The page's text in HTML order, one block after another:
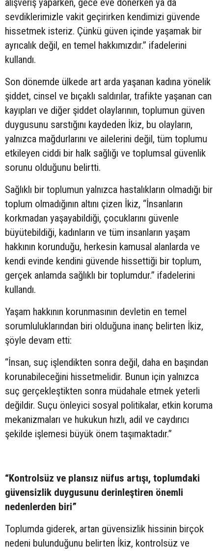
alışveriş yaparken, gece eve dönerken ya da
sevdiklerimizle vakit geçirirken kendimizi güvende
hissetmek isteriz. Çünkü güven içinde yaşamak bir
ayrıcalık değil, en temel hakkımızdır.” ifadelerini
kullandı.
Son dönemde ülkede art arda yaşanan kadına yönelik
şiddet, cinsel ve bıçaklı saldırılar, trafikte yaşanan can
kayıpları ve diğer şiddet olaylarının, toplumun güven
duygusunu sarstığını kaydeden İkiz, bu olayların,
yalnızca mağdurlarını ve ailelerini değil, tüm toplumu
etkileyen ciddi bir halk sağlığı ve toplumsal güvenlik
sorunu olduğunu belirtti.
Sağlıklı bir toplumun yalnızca hastalıkların olmadığı bir
toplum olmadığının altını çizen İkiz, “İnsanların
korkmadan yaşayabildiği, çocuklarını güvenle
büyütebildiği, kadınların ve tüm insanların yaşam
hakkının korunduğu, herkesin kamusal alanlarda ve
kendi evinde kendini güvende hissettiği bir toplum,
gerçek anlamda sağlıklı bir toplumdur.” ifadelerini
kullandı.
Yaşam hakkının korunmasının devletin en temel
sorumluluklarından biri olduğuna inanç belirten İkiz,
şöyle devam etti:
“İnsan, suç işlendikten sonra değil, daha en başından
korunabileceğini hissetmelidir. Bunun için yalnızca
suç gerçekleştikten sonra müdahale etmek yeterli
değildir. Suçu önleyici sosyal politikalar, etkin koruma
mekanizmaları ve hukukun hızlı, adil ve caydırıcı
şekilde işlemesi büyük önem taşımaktadır.”
“Kontrolsüz ve plansız nüfus artışı, toplumdaki
güvensizlik duygusunu derinleştiren önemli
nedenlerden biri”
Toplumda giderek, artan güvensizlik hissinin birçok
nedeni bulunduğunu belirten İkiz, kontrolsüz ve